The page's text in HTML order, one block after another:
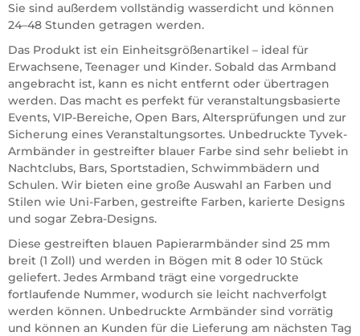
Sie sind außerdem vollständig wasserdicht und können
24–48 Stunden getragen werden.
Das Produkt ist ein Einheitsgrößenartikel – ideal für
Erwachsene, Teenager und Kinder. Sobald das Armband
angebracht ist, kann es nicht entfernt oder übertragen
werden. Das macht es perfekt für veranstaltungsbasierte
Events, VIP-Bereiche, Open Bars, Altersprüfungen und zur
Sicherung eines Veranstaltungsortes. Unbedruckte Tyvek-
Armbänder in gestreifter blauer Farbe sind sehr beliebt in
Nachtclubs, Bars, Sportstadien, Schwimmbädern und
Schulen. Wir bieten eine große Auswahl an Farben und
Stilen wie Uni-Farben, gestreifte Farben, karierte Designs
und sogar Zebra-Designs.
Diese gestreiften blauen Papierarmbänder sind 25 mm
breit (1 Zoll) und werden in Bögen mit 8 oder 10 Stück
geliefert. Jedes Armband trägt eine vorgedruckte
fortlaufende Nummer, wodurch sie leicht nachverfolgt
werden können. Unbedruckte Armbänder sind vorrätig
und können an Kunden für die Lieferung am nächsten Tag